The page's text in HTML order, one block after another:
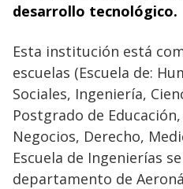
desarrollo tecnológico.
Esta institución está
escuelas (Escuela de:
Sociales, Ingeniería,
Postgrado de
Negocios, Derecho,
Escuela de Ingenierías
departamento de